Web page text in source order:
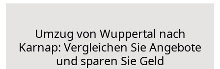
Umzug von Wuppertal nach
Karnap: Vergleichen Sie Angebote
und sparen Sie Geld